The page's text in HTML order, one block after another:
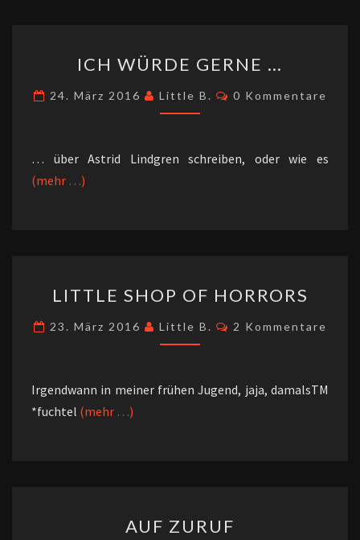
WÜRDE
GERNE
…
ICH WÜRDE GERNE …
24. März 2016 Little B. Kommentare
0 Kommentare
… über Astrid Lindgren schreiben, oder wie es
(mehr …)
SHOP
OF
HORRORS
LITTLE SHOP OF HORRORS
23. März 2016 Little B. Kommentare
2 Kommentare
Irgendwann in meiner frühen Jugend, jaja, damalsTM
*fuchtel (mehr …)
ZURUF
AUF ZURUF